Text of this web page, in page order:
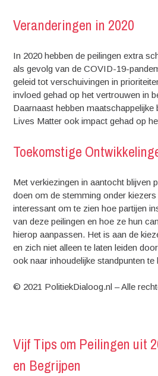
Veranderingen in 2020
In 2020 hebben de peilingen extra
als gevolg van de COVID-19-
geleid tot verschuivingen in
invloed gehad op het vertrouwen in
Daarnaast hebben
Lives Matter ook impact gehad op
Toekomstige
Met verkiezingen in aantocht blijven
doen om de stemming onder
interessant om te zien hoe partijen
van deze peilingen en hoe ze hun
hierop aanpassen. Het is aan de
en zich niet alleen te laten leiden
ook naar inhoudelijke standpunten te
© 2021 PolitiekDialoog.nl – Alle
Vijf Tips om Peilingen uit
en Begrijpen